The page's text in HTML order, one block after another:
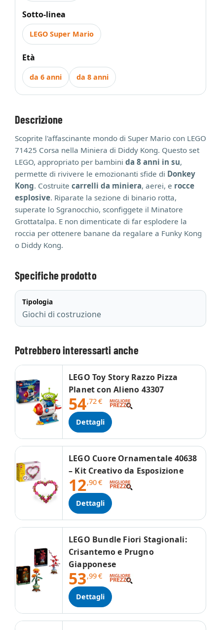
Sotto-linea
LEGO Super Mario
Età
da 6 anni da 8 anni
Descrizione
Scoprite l'affascinante mondo di Super Mario con LEGO
71425 Corsa nella Miniera di Diddy Kong. Questo set
LEGO, appropriato per bambini da 8 anni in su,
permette di rivivere le emozionanti sfide di Donkey
Kong. Costruite carrelli da miniera, aerei, e rocce
esplosive. Riparate la sezione di binario rotta,
superate lo Sgranocchio, sconfiggete il Minatore
Grottatalpa. E non dimenticate di far esplodere la
roccia per ottenere banane da regalare a Funky Kong
o Diddy Kong.
Specifiche prodotto
Tipologia
Giochi di costruzione
Potrebbero interessarti anche
LEGO Toy Story Razzo Pizza
Planet con Alieno 43307
54,72€
Dettagli
LEGO Cuore Ornamentale 40638
– Kit Creativo da Esposizione
12,90€
Dettagli
LEGO Bundle Fiori Stagionali:
Crisantemo e Prugno
Giapponese
53,99€
Dettagli